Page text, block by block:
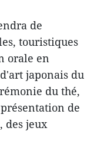
de
touristiques
orale en
japonais du
du thé,
de
des jeux